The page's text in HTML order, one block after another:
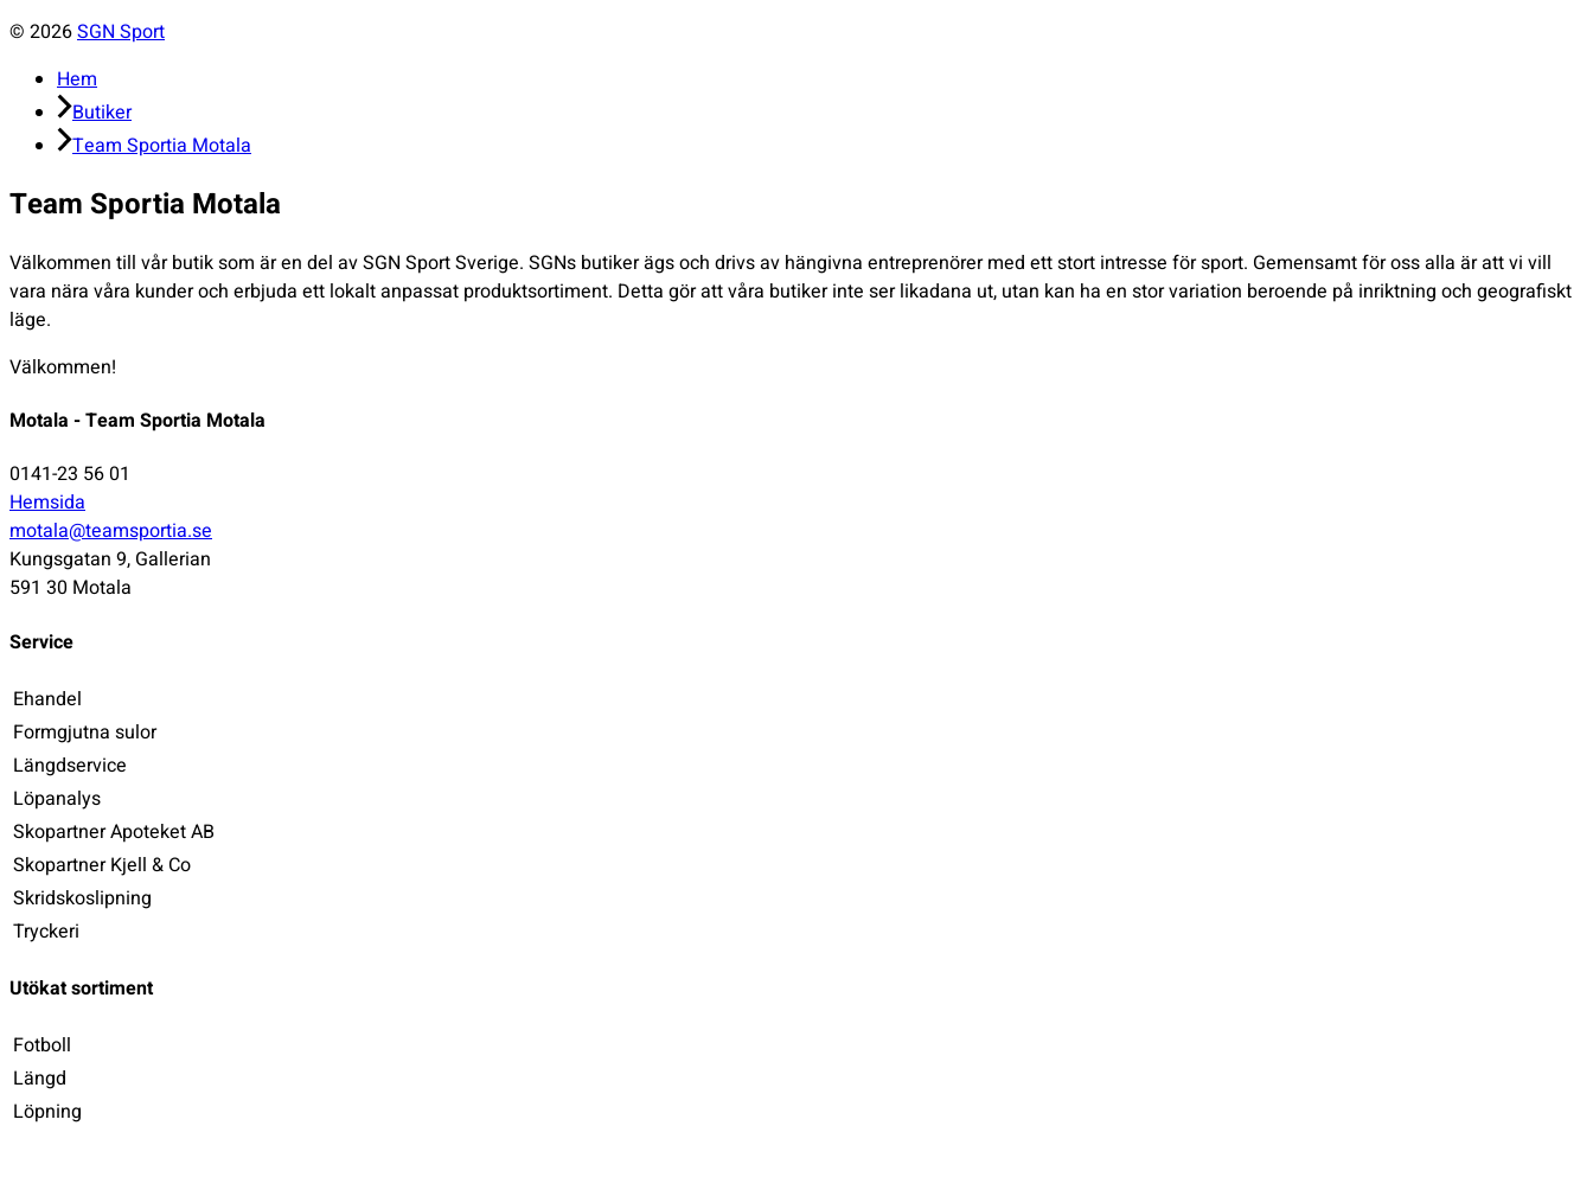
© 2026SGN Sport
Hem
Butiker
Team Sportia Motala
Team Sportia Motala
Välkommen till vår butik som är en del av SGN Sport Sverige. SGNs butiker ägs och drivs av hängivna entreprenörer med ett stort intresse för sport. Gemensamt för oss alla är att vi vill
vara nära våra kunder och erbjuda ett lokalt anpassat produktsortiment. Detta gör att våra butiker inte ser likadana ut, utan kan ha en stor variation beroende på inriktning och geografiskt
läge.
Välkommen!
Motala - Team Sportia Motala
0141-23 56 01
Hemsida
motala@teamsportia.se
Kungsgatan 9, Gallerian
591 30 Motala
Service
Ehandel
Formgjutna sulor
Längdservice
Löpanalys
Skopartner Apoteket AB
Skopartner Kjell & Co
Skridskoslipning
Tryckeri
Utökat sortiment
Fotboll
Längd
Löpning